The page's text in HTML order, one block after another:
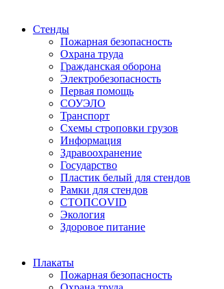
Стенды
Пожарная безопасность
Охрана труда
Гражданская оборона
Электробезопасность
Первая помощь
СОУЭЛО
Транспорт
Схемы строповки грузов
Информация
Здравоохранение
Государство
Пластик белый для стендов
Рамки для стендов
СТОПCOVID
Экология
Здоровое питание
Плакаты
Пожарная безопасность